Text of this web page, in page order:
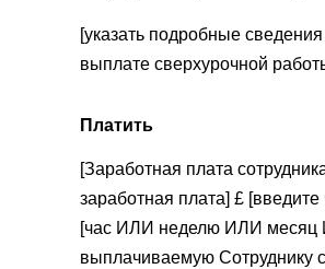
[указать подробные
выплате сверхурочной
Платить
[Заработная плата
заработная плата] £ [введите
[час ИЛИ неделю ИЛИ месяц
выплачиваемую Сотруднику с